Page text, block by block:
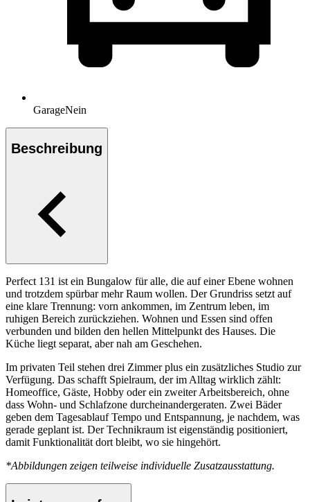
GarageNein
Beschreibung
Perfect 131 ist ein Bungalow für alle, die auf einer Ebene wohnen
und trotzdem spürbar mehr Raum wollen. Der Grundriss setzt auf
eine klare Trennung: vorn ankommen, im Zentrum leben, im
ruhigen Bereich zurückziehen. Wohnen und Essen sind offen
verbunden und bilden den hellen Mittelpunkt des Hauses. Die
Küche liegt separat, aber nah am Geschehen.
Im privaten Teil stehen drei Zimmer plus ein zusätzliches Studio zur
Verfügung. Das schafft Spielraum, der im Alltag wirklich zählt:
Homeoffice, Gäste, Hobby oder ein zweiter Arbeitsbereich, ohne
dass Wohn- und Schlafzone durcheinandergeraten. Zwei Bäder
geben dem Tagesablauf Tempo und Entspannung, je nachdem, was
gerade geplant ist. Der Technikraum ist eigenständig positioniert,
damit Funktionalität dort bleibt, wo sie hingehört.
*Abbildungen zeigen teilweise individuelle Zusatzausstattung.